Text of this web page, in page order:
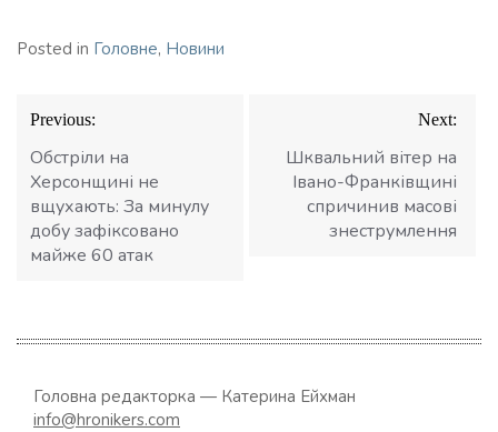
Posted in Головне, Новини
Навігація
записів
Previous:
Обстріли на
Херсонщині не
вщухають: За минулу
добу зафіксовано
майже 60 атак
Next:
Шквальний вітер на
Івано-Франківщині
спричинив масові
знеструмлення
Головна редакторка — Катерина Ейхман
info@hronikers.com